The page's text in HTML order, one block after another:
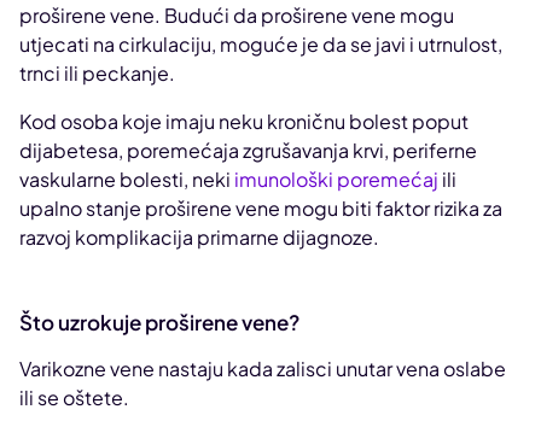
proširene vene. Budući da proširene vene mogu
utjecati na cirkulaciju, moguće je da se javi i utrnulost,
trnci ili peckanje.
Kod osoba koje imaju neku kroničnu bolest poput
dijabetesa, poremećaja zgrušavanja krvi, periferne
vaskularne bolesti, neki imunološki poremećaj ili
upalno stanje proširene vene mogu biti faktor rizika za
razvoj komplikacija primarne dijagnoze.
Što uzrokuje proširene vene?
Varikozne vene nastaju kada zalisci unutar vena oslabe
ili se oštete.